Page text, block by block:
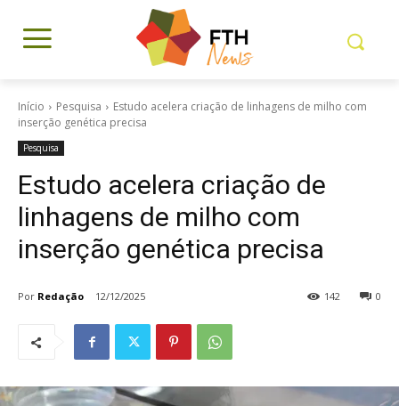
Início Pesquisa
Estudo acelera criação de linhagens de milho com
inserção genética precisa
Pesquisa
Estudo acelera criação de
linhagens de milho com
inserção genética precisa
Por Redação 12/12/2025 0
142